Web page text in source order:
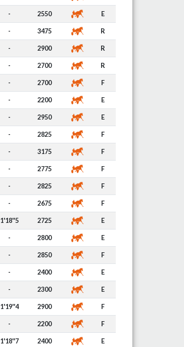
- 2550 E
- 3475 R
- 2900 R
- 2700 R
- 2700 F
- 2200 E
- 2950 E
- 2825 F
- 3175 F
- 2775 F
- 2825 F
- 2675 F
1'18''5 2725 E
- 2800 E
- 2850 F
- 2400 E
- 2300 E
1'19''4 2900 F
- 2200 F
1'18''7 2400 E